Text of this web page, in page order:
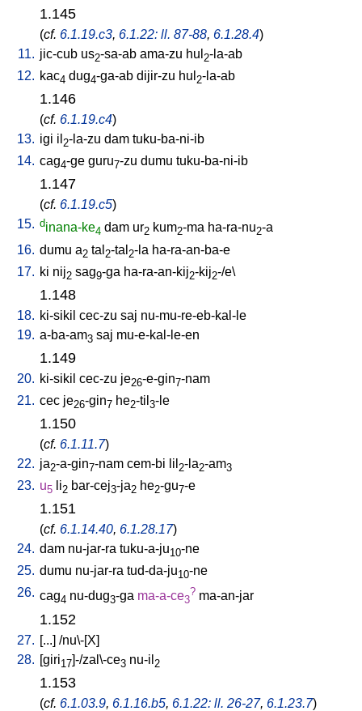
1.145
(cf. 6.1.19.c3, 6.1.22: ll. 87-88, 6.1.28.4)
11. jic-cub us2-sa-ab ama-zu hul 2-la-ab
12. kac4 dug4-ga-ab dijir-zu hul 2-la-ab
1.146
(cf. 6.1.19.c4)
13. igi il 2-la-zu dam tuku-ba-ni-ib
14. cag4-ge guru7-zu dumu tuku-ba-ni-ib
1.147
(cf. 6.1.19.c5)
15. dinana-ke4 dam ur2 kum2-ma ha-ra-nu2-a
16. dumu a2 tal 2-tal 2-la ha-ra-an-ba-e
17. ki nij2 sag9-ga ha-ra-an-kij2-kij2-/e\
1.148
18. ki-sikil cec-zu saj nu-mu-re-eb-kal-le
19. a-ba-am3 saj mu-e-kal-le-en
1.149
20. ki-sikil cec-zu je26-e-gin7-nam
21. cec je26-gin7 he2-til 3-le
1.150
(cf. 6.1.11.7)
22. ja2-a-gin7-nam cem-bi lil 2-la2-am3
23. u5 li2 bar-cej3-ja2 he2-gu7-e
1.151
(cf. 6.1.14.40, 6.1.28.17)
24. dam nu-jar-ra tuku-a-ju10-ne
25. dumu nu-jar-ra tud-da-ju10-ne
26. cag4 nu-dug3-ga ma-a-ce3
? ma-an-jar
1.152
27. [...] /nu\-[X]
28. [giri17]-/zal\-ce3 nu-il 2
1.153
(cf. 6.1.03.9, 6.1.16.b5, 6.1.22: ll. 26-27, 6.1.23.7)